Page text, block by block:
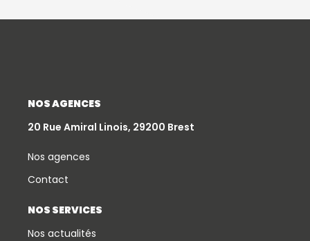
NOS AGENCES
20 Rue Amiral Linois, 29200 Brest
Nos agences
Contact
NOS SERVICES
Nos actualités